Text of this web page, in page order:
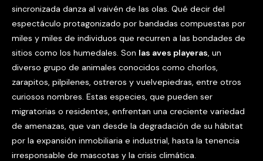
sincronizada danza al vaivén de las olas. Qué decir del
espectáculo protagonizado por bandadas compuestas por
miles y miles de individuos que recurren a las bondades de
sitios como los humedales. Son las aves playeras, un
diverso grupo de animales conocidos como chorlos,
zarapitos, pilpilenes, ostreros y vuelvepiedras, entre otros
curiosos nombres. Estas especies, que pueden ser
migratorias o residentes, enfrentan una creciente variedad
de amenazas, que van desde la degradación de su hábitat
por la expansión inmobiliaria e industrial, hasta la tenencia
irresponsable de mascotas y la crisis climática.